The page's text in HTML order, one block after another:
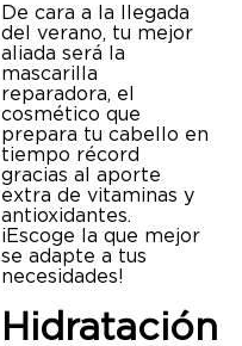
De cara a la llegada
del verano, tu mejor
aliada será la
mascarilla
reparadora, el
cosmético que
prepara tu cabello en
tiempo récord
gracias al aporte
extra de vitaminas y
antioxidantes.
¡Escoge la que mejor
se adapte a tus
necesidades!
Hidratación